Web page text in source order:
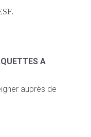
A
auprès de